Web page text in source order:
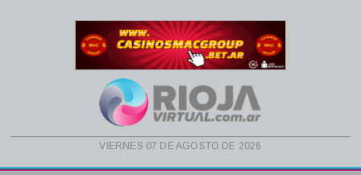
viernes 07 de agosto de 2026